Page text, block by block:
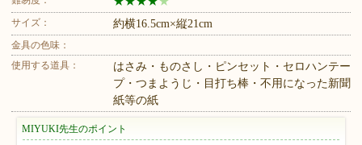
サイズ： 約横16.5cm×縦21cm
金具の色味：
使用する道具：
はさみ・ものさし・ピンセット・セロハンテー
プ・つまようじ・目打ち棒・不用になった新聞
紙等の紙
MIYUKI先生のポイント